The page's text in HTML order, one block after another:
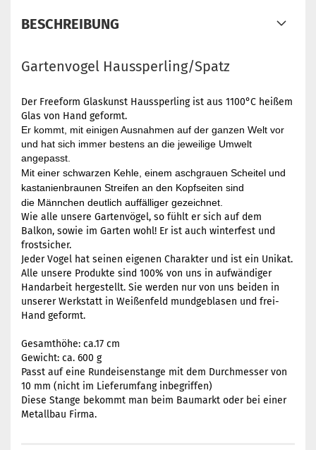
BESCHREIBUNG
Gartenvogel Haussperling/Spatz
Der Freeform Glaskunst Haussperling ist aus 1100°C heißem
Glas von Hand geformt.
Er kommt, mit einigen Ausnahmen auf der ganzen Welt vor
und hat sich immer bestens an die jeweilige Umwelt
angepasst.
Mit einer schwarzen Kehle, einem aschgrauen Scheitel und
kastanienbraunen Streifen an den Kopfseiten sind
die Männchen deutlich auffälliger gezeichnet.
Wie alle unsere Gartenvögel, so fühlt er sich auf dem
Balkon, sowie im Garten wohl! Er ist auch winterfest und
frostsicher.
Jeder Vogel hat seinen eigenen Charakter und ist ein Unikat.
Alle unsere Produkte sind 100% von uns in aufwändiger
Handarbeit hergestellt. Sie werden nur von uns beiden in
unserer Werkstatt in Weißenfeld mundgeblasen und frei-
Hand geformt.
Gesamthöhe: ca.17 cm
Gewicht: ca. 600 g
Passt auf eine Rundeisenstange mit dem Durchmesser von
10 mm (nicht im Lieferumfang inbegriffen)
Diese Stange bekommt man beim Baumarkt oder bei einer
Metallbau Firma.